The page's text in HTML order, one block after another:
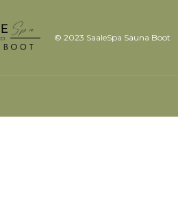
© 2023 SaaleSpa Sauna Boot